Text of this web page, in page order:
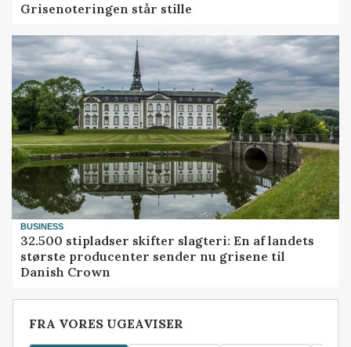
Grisenoteringen står stille
BUSINESS
32.500 stipladser skifter slagteri: En af landets
største producenter sender nu grisene til
Danish Crown
FRA VORES UGEAVISER